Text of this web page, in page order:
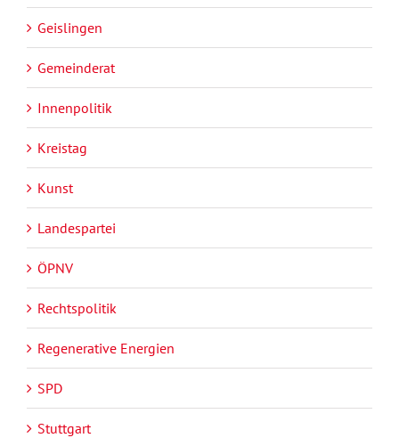
Geislingen
Gemeinderat
Innenpolitik
Kreistag
Kunst
Landespartei
ÖPNV
Rechtspolitik
Regenerative Energien
SPD
Stuttgart